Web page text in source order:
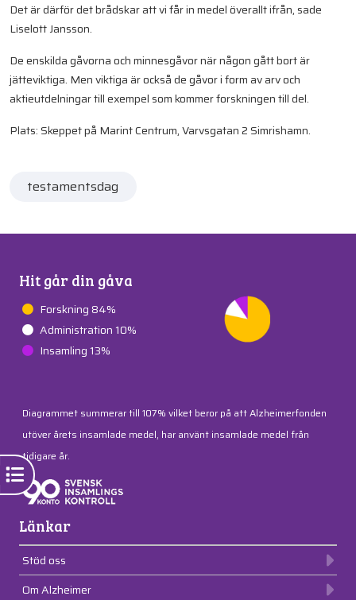
Det är därför det brådskar att vi får in medel överallt ifrån, sade
Liselott Jansson.
De enskilda gåvorna och minnesgåvor när någon gått bort är
jätteviktiga. Men viktiga är också de gåvor i form av arv och
aktieutdelningar till exempel som kommer forskningen till del.
Plats: Skeppet på Marint Centrum, Varvsgatan 2 Simrishamn.
testamentsdag
Hit går din gåva
Forskning 84%
Administration 10%
Insamling 13%
Diagrammet summerar till 107% vilket beror på att Alzheimerfonden
utöver årets insamlade medel, har använt insamlade medel från
tidigare år.
Länkar
Stöd oss
Om Alzheimer